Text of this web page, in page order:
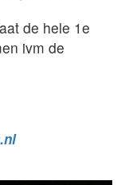
de hele 1e
ivm de